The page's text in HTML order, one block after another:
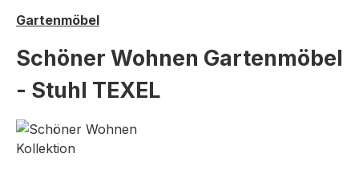
Gartenmöbel
Schöner Wohnen Gartenmöbel
- Stuhl TEXEL